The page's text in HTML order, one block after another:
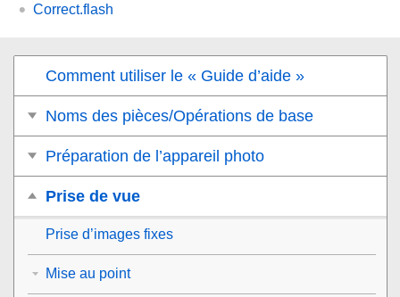
Correct.flash
Comment utiliser le « Guide d’aide »
Noms des pièces/Opérations de base
Préparation de l’appareil photo
Prise de vue
Prise d’images fixes
Mise au point